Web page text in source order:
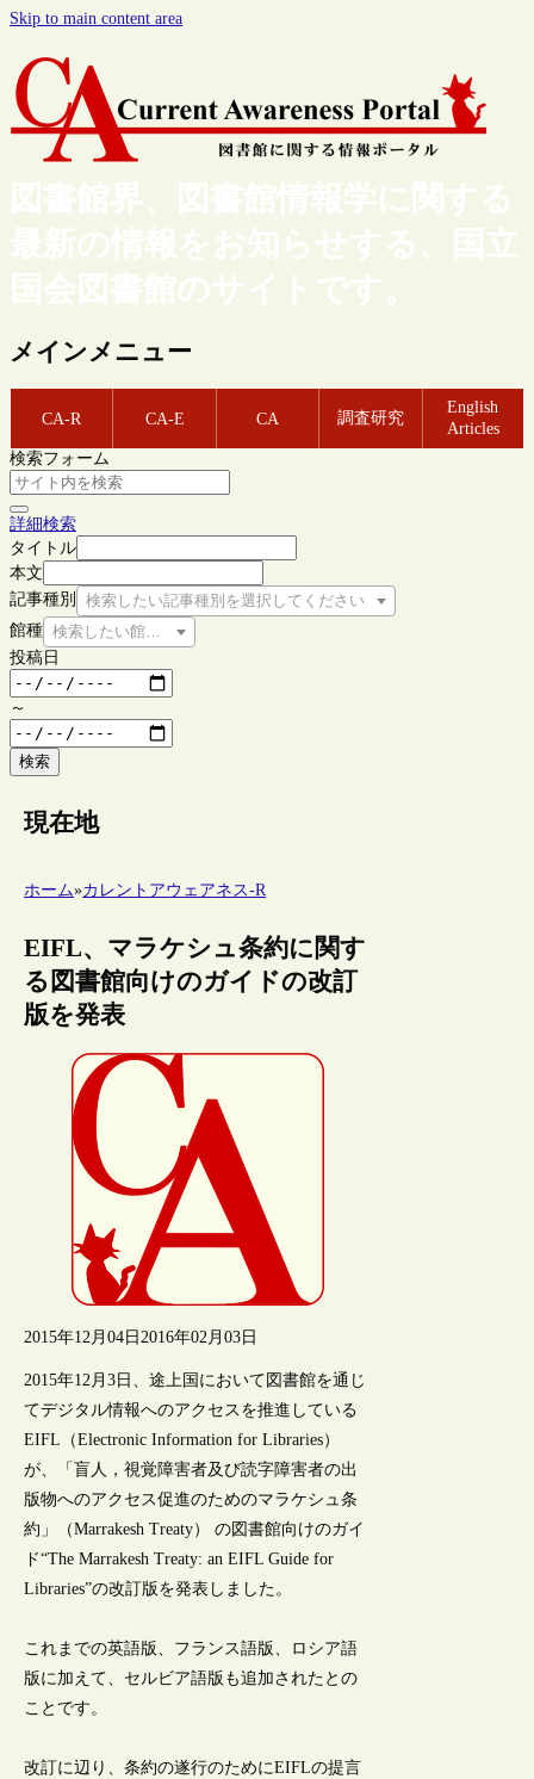
Skip to main content area
図書館界、図書館情報学に関する
最新の情報をお知らせする、国立
国会図書館のサイトです。
メインメニュー
CA-R CA-E CA 調査研究
English
Articles
検索フォーム
詳細検索
タイトル
本文
記事種別
検索したい記事種別を選択してください
館種 検索したい館種を選択してください
投稿日
～
検索
現在地
ホーム»カレントアウェアネス-R
EIFL、マラケシュ条約に関す
る図書館向けのガイドの改訂
版を発表
2015年12月04日 2016年02月03日
2015年12月3日、途上国において図書館を通じ
てデジタル情報へのアクセスを推進している
EIFL（Electronic Information for Libraries）
が、「盲人，視覚障害者及び読字障害者の出
版物へのアクセス促進のためのマラケシュ条
約」（Marrakesh Treaty） の図書館向けのガイ
ド“The Marrakesh Treaty: an EIFL Guide for
Libraries”の改訂版を発表しました。
これまでの英語版、フランス語版、ロシア語
版に加えて、セルビア語版も追加されたとの
ことです。
改訂に辺り、条約の遂行のためにEIFLの提言